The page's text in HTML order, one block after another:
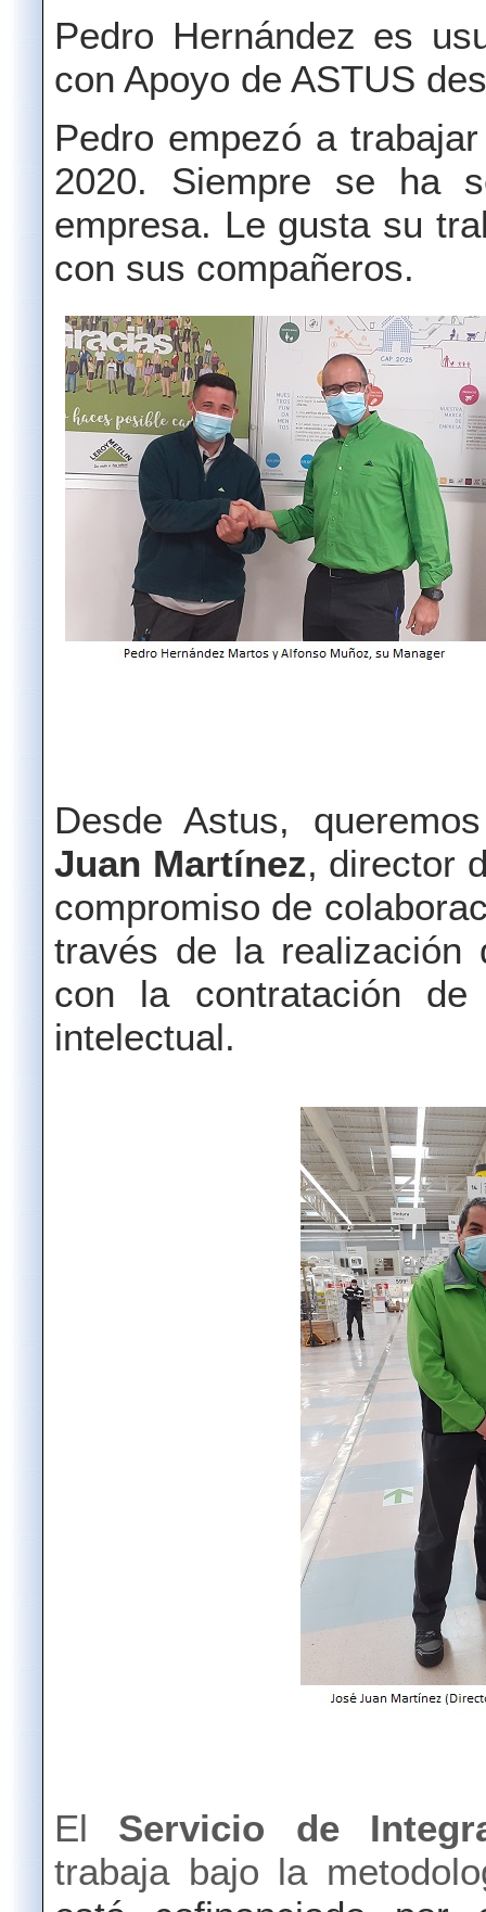
Pedro Hernández es
con Apoyo de ASTUS
Pedro empezó a
2020. Siempre se ha
empresa. Le gusta su
con sus compañeros.
Desde Astus,
Juan Martínez, director
compromiso de
través de la realización
con la contratación de
intelectual.
El Servicio de
trabaja bajo la